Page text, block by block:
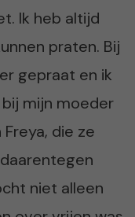
Ik heb altijd
praten. Bij
gepraat en ik
mijn moeder
die ze
niet alleen